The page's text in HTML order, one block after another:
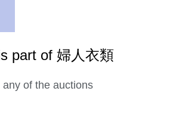
part of 婦人衣類
any of the auctions